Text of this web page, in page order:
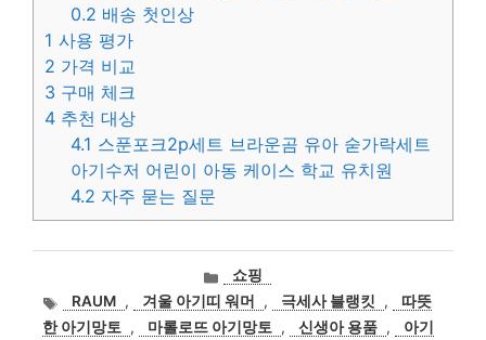
0.2 배송 첫인상
1 사용 평가
2 가격 비교
3 구매 체크
4 추천 대상
4.1 스푼포크2p세트 브라운곰 유아 숟가락세트
아기수저 어린이 아동 케이스 학교 유치원
4.2 자주 묻는 질문
카
테
고
리
쇼핑
태
그
RAUM , 겨울 아기띠 워머 , 극세사 블랭킷 ,
따뜻
한 아기망토
, 마롤로뜨 아기망토 , 신생아 용품 ,
아기